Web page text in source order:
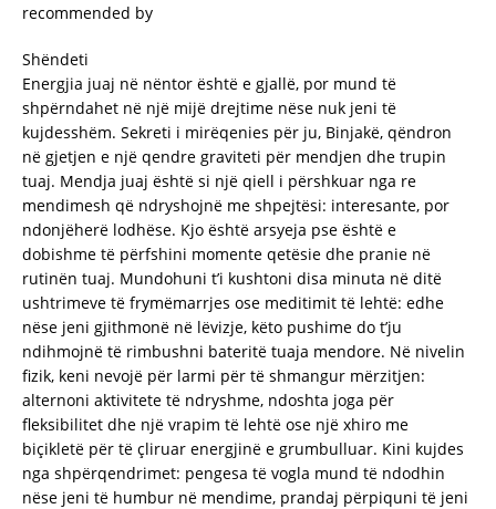
recommended by
Shëndeti
Energjia juaj në nëntor është e gjallë, por mund të
shpërndahet në një mijë drejtime nëse nuk jeni të
kujdesshëm. Sekreti i mirëqenies për ju, Binjakë, qëndron
në gjetjen e një qendre graviteti për mendjen dhe trupin
tuaj. Mendja juaj është si një qiell i përshkuar nga re
mendimesh që ndryshojnë me shpejtësi: interesante, por
ndonjëherë lodhëse. Kjo është arsyeja pse është e
dobishme të përfshini momente qetësie dhe pranie në
rutinën tuaj. Mundohuni t’i kushtoni disa minuta në ditë
ushtrimeve të frymëmarrjes ose meditimit të lehtë: edhe
nëse jeni gjithmonë në lëvizje, këto pushime do t’ju
ndihmojnë të rimbushni bateritë tuaja mendore. Në nivelin
fizik, keni nevojë për larmi për të shmangur mërzitjen:
alternoni aktivitete të ndryshme, ndoshta joga për
fleksibilitet dhe një vrapim të lehtë ose një xhiro me
biçikletë për të çliruar energjinë e grumbulluar. Kini kujdes
nga shpërqendrimet: pengesa të vogla mund të ndodhin
nëse jeni të humbur në mendime, prandaj përpiquni të jeni